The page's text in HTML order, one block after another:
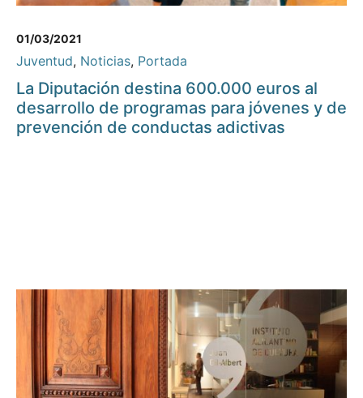
01/03/2021
Juventud, Noticias, Portada
La Diputación destina 600.000 euros al
desarrollo de programas para jóvenes y de
prevención de conductas adictivas